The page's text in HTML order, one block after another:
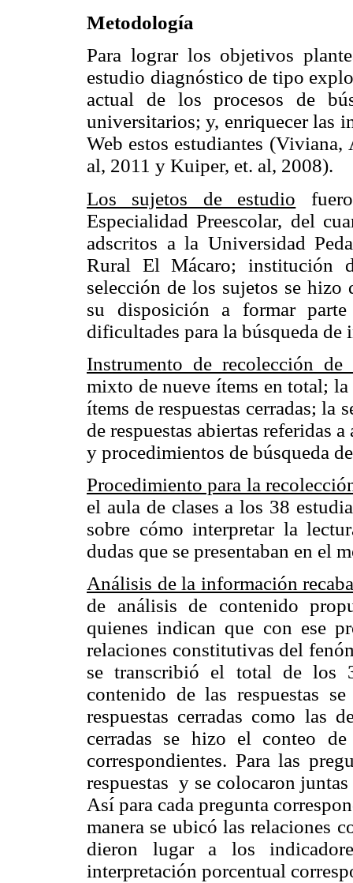
Metodología
Para lograr los objetivos
estudio diagnóstico de tipo
actual de los procesos de
universitarios; y, enriquecer las
Web estos estudiantes (Viviana,
al, 2011 y Kuiper, et. al, 2008).
Los sujetos de estudio
Especialidad Preescolar, del
adscritos a la Universidad
Rural El Mácaro;
selección de los sujetos se hizo
su disposición a formar
dificultades para la búsqueda de
Instrumento de recolección de
mixto de nueve ítems en total;
ítems de respuestas cerradas; la
de respuestas abiertas referidas
y procedimientos de búsqueda
Procedimiento para la
el aula de clases a los 38
sobre cómo interpretar la
dudas que se presentaban en el
Análisis de la información
de análisis de contenido
quienes indican que con ese
relaciones constitutivas del
se transcribió el total de los
contenido de las respuestas
respuestas cerradas como las
cerradas se hizo el conteo
correspondientes. Para las
respuestas y se colocaron
Así para cada pregunta
manera se ubicó las relaciones
dieron lugar a los
interpretación porcentual